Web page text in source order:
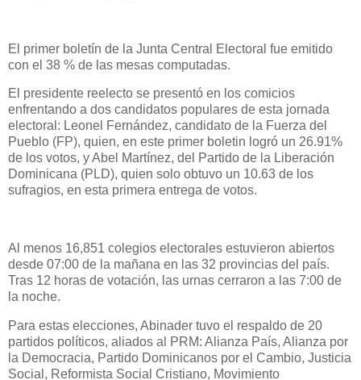
El primer boletín de la Junta Central Electoral fue emitido
con el 38 % de las mesas computadas.
El presidente reelecto se presentó en los comicios
enfrentando a dos candidatos populares de esta jornada
electoral: Leonel Fernández, candidato de la Fuerza del
Pueblo (FP), quien, en este primer boletin logró un 26.91%
de los votos, y Abel Martínez, del Partido de la Liberación
Dominicana (PLD), quien solo obtuvo un 10.63 de los
sufragios, en esta primera entrega de votos.
Al menos 16,851 colegios electorales estuvieron abiertos
desde 07:00 de la mañana en las 32 provincias del país.
Tras 12 horas de votación, las urnas cerraron a las 7:00 de
la noche.
Para estas elecciones, Abinader tuvo el respaldo de 20
partidos políticos, aliados al PRM: Alianza País, Alianza por
la Democracia, Partido Dominicanos por el Cambio, Justicia
Social, Reformista Social Cristiano, Movimiento